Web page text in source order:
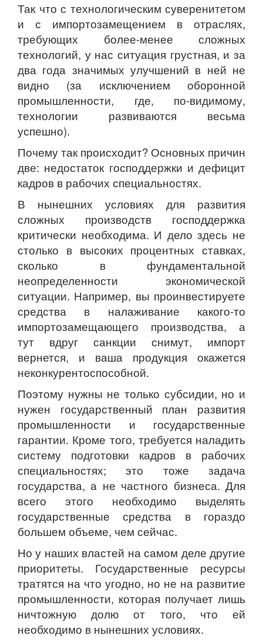
Так что с технологическим суверенитетом
и с импортозамещением в отраслях,
требующих более-менее сложных
технологий, у нас ситуация грустная, и за
два года значимых улучшений в ней не
видно (за исключением оборонной
промышленности, где, по-видимому,
технологии развиваются весьма
успешно).
Почему так происходит? Основных причин
две: недостаток господдержки и дефицит
кадров в рабочих специальностях.
В нынешних условиях для развития
сложных производств господдержка
критически необходима. И дело здесь не
столько в высоких процентных ставках,
сколько в фундаментальной
неопределенности экономической
ситуации. Например, вы проинвестируете
средства в налаживание какого-то
импортозамещающего производства, а
тут вдруг санкции снимут, импорт
вернется, и ваша продукция окажется
неконкурентоспособной.
Поэтому нужны не только субсидии, но и
нужен государственный план развития
промышленности и государственные
гарантии. Кроме того, требуется наладить
систему подготовки кадров в рабочих
специальностях; это тоже задача
государства, а не частного бизнеса. Для
всего этого необходимо выделять
государственные средства в гораздо
большем объеме, чем сейчас.
Но у наших властей на самом деле другие
приоритеты. Государственные ресурсы
тратятся на что угодно, но не на развитие
промышленности, которая получает лишь
ничтожную долю от того, что ей
необходимо в нынешних условиях.